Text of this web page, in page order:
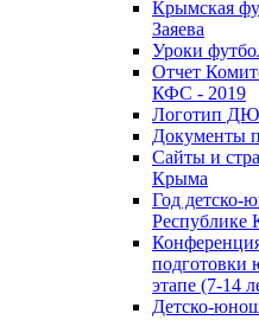
Крымская
Заяева
Уроки
Отчет
КФС - 2019
Логотип
Документы
Сайты и
Крыма
Год детско-
Республике
подготовки
этапе (7-14
Детско-